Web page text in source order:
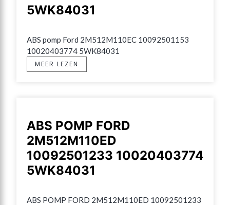
5WK84031
ABS pomp Ford 2M512M110EC 10092501153
10020403774 5WK84031
MEER LEZEN
ABS POMP FORD
2M512M110ED
10092501233 10020403774
5WK84031
ABS POMP FORD 2M512M110ED 10092501233